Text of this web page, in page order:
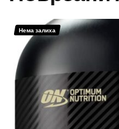
Нема залиха